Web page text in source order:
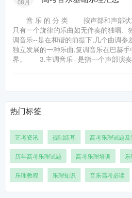
08月
音 乐 的 分 类 按声部和声部
只有一个旋律的乐曲如无伴奏的独唱
调音乐--是在和谐的前提下,几个曲调参
独立发展的一种乐曲,复调音乐在巴赫
界。 3.主调音乐--是指一个声部演奏
热门标签
艺考资讯 视唱练耳 高考乐理试题及
历年高考乐理试题 高考乐理培训
乐理教程 乐理知识 音乐高考必读